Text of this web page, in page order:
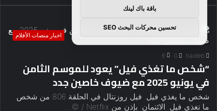
اخبار منصات الأفلام
haideb
0
6
“شخص ما تغذي فيل” يعود للموسم الثامن
في يونيو 2025 مع ضيوف خاصين جدد
شخص ما يغذي فيل. فيل روزنتال في الحلقة 806 من شخص
ما تغذي فيل. الائتمان: بإذن من Netflix / ©…
باقة باك لينك
تحسين محركات البحث SEO